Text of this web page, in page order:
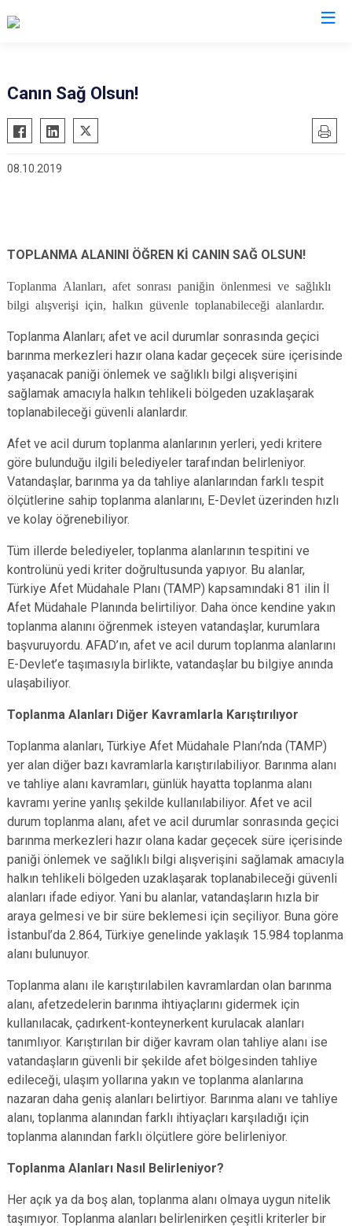
Canın Sağ Olsun!
08.10.2019
TOPLANMA ALANINI ÖĞREN Kİ CANIN SAĞ OLSUN!
Toplanma Alanları, afet sonrası paniğin önlenmesi ve sağlıklı
bilgi alışverişi için, halkın güvenle toplanabileceği alanlardır.
Toplanma Alanları; afet ve acil durumlar sonrasında geçici
barınma merkezleri hazır olana kadar geçecek süre içerisinde
yaşanacak paniği önlemek ve sağlıklı bilgi alışverişini
sağlamak amacıyla halkın tehlikeli bölgeden uzaklaşarak
toplanabileceği güvenli alanlardır.
Afet ve acil durum toplanma alanlarının yerleri, yedi kritere
göre bulunduğu ilgili belediyeler tarafından belirleniyor.
Vatandaşlar, barınma ya da tahliye alanlarından farklı tespit
ölçütlerine sahip toplanma alanlarını, E-Devlet üzerinden hızlı
ve kolay öğrenebiliyor.
Tüm illerde belediyeler, toplanma alanlarının tespitini ve
kontrolünü yedi kriter doğrultusunda yapıyor. Bu alanlar,
Türkiye Afet Müdahale Planı (TAMP) kapsamındaki 81 ilin İl
Afet Müdahale Planında belirtiliyor. Daha önce kendine yakın
toplanma alanını öğrenmek isteyen vatandaşlar, kurumlara
başvuruyordu. AFAD’ın, afet ve acil durum toplanma alanlarını
E-Devlet’e taşımasıyla birlikte, vatandaşlar bu bilgiye anında
ulaşabiliyor.
Toplanma Alanları Diğer Kavramlarla Karıştırılıyor
Toplanma alanları, Türkiye Afet Müdahale Planı’nda (TAMP)
yer alan diğer bazı kavramlarla karıştırılabiliyor. Barınma alanı
ve tahliye alanı kavramları, günlük hayatta toplanma alanı
kavramı yerine yanlış şekilde kullanılabiliyor. Afet ve acil
durum toplanma alanı, afet ve acil durumlar sonrasında geçici
barınma merkezleri hazır olana kadar geçecek süre içerisinde
paniği önlemek ve sağlıklı bilgi alışverişini sağlamak amacıyla
halkın tehlikeli bölgeden uzaklaşarak toplanabileceği güvenli
alanları ifade ediyor. Yani bu alanlar, vatandaşların hızla bir
araya gelmesi ve bir süre beklemesi için seçiliyor. Buna göre
İstanbul’da 2.864, Türkiye genelinde yaklaşık 15.984 toplanma
alanı bulunuyor.
Toplanma alanı ile karıştırılabilen kavramlardan olan barınma
alanı, afetzedelerin barınma ihtiyaçlarını gidermek için
kullanılacak, çadırkent-konteynerkent kurulacak alanları
tanımlıyor. Karıştırılan bir diğer kavram olan tahliye alanı ise
vatandaşların güvenli bir şekilde afet bölgesinden tahliye
edileceği, ulaşım yollarına yakın ve toplanma alanlarına
nazaran daha geniş alanları belirtiyor. Barınma alanı ve tahliye
alanı, toplanma alanından farklı ihtiyaçları karşıladığı için
toplanma alanından farklı ölçütlere göre belirleniyor.
Toplanma Alanları Nasıl Belirleniyor?
Her açık ya da boş alan, toplanma alanı olmaya uygun nitelik
taşımıyor. Toplanma alanları belirlenirken çeşitli kriterler bir